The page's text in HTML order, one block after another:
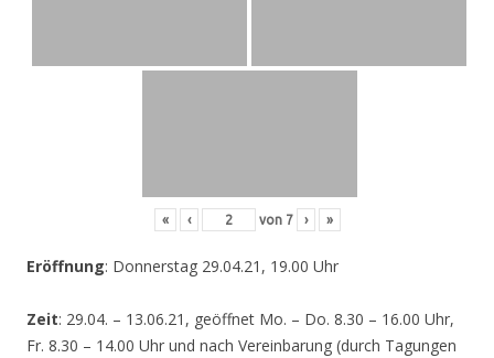
« ‹ von 7 › »
Eröffnung: Donnerstag 29.04.21, 19.00 Uhr
Zeit: 29.04. – 13.06.21, geöffnet Mo. – Do. 8.30 – 16.00 Uhr,
Fr. 8.30 – 14.00 Uhr und nach Vereinbarung (durch Tagungen